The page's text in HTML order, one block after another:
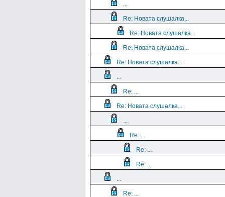
...
Re: Новата слушалка...
Re: Новата слушалка...
Re: Новата слушалка...
Re: Новата слушалка...
...
Re: ...
Re: Новата слушалка...
...
Re: ...
Re: ...
Re: ...
...
Re: ...